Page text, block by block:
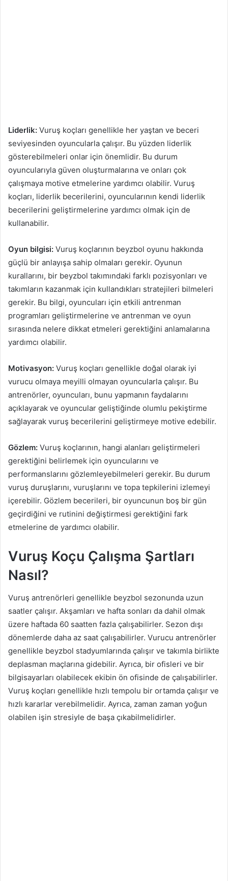
Liderlik: Vuruş koçları genellikle her yaştan ve beceri
seviyesinden oyuncularla çalışır. Bu yüzden liderlik
gösterebilmeleri onlar için önemlidir. Bu durum
oyuncularıyla güven oluşturmalarına ve onları çok
çalışmaya motive etmelerine yardımcı olabilir. Vuruş
koçları, liderlik becerilerini, oyuncularının kendi liderlik
becerilerini geliştirmelerine yardımcı olmak için de
kullanabilir.
Oyun bilgisi: Vuruş koçlarının beyzbol oyunu hakkında
güçlü bir anlayışa sahip olmaları gerekir. Oyunun
kurallarını, bir beyzbol takımındaki farklı pozisyonları ve
takımların kazanmak için kullandıkları stratejileri bilmeleri
gerekir. Bu bilgi, oyuncuları için etkili antrenman
programları geliştirmelerine ve antrenman ve oyun
sırasında nelere dikkat etmeleri gerektiğini anlamalarına
yardımcı olabilir.
Motivasyon: Vuruş koçları genellikle doğal olarak iyi
vurucu olmaya meyilli olmayan oyuncularla çalışır. Bu
antrenörler, oyuncuları, bunu yapmanın faydalarını
açıklayarak ve oyuncular geliştiğinde olumlu pekiştirme
sağlayarak vuruş becerilerini geliştirmeye motive edebilir.
Gözlem: Vuruş koçlarının, hangi alanları geliştirmeleri
gerektiğini belirlemek için oyuncularını ve
performanslarını gözlemleyebilmeleri gerekir. Bu durum
vuruş duruşlarını, vuruşlarını ve topa tepkilerini izlemeyi
içerebilir. Gözlem becerileri, bir oyuncunun boş bir gün
geçirdiğini ve rutinini değiştirmesi gerektiğini fark
etmelerine de yardımcı olabilir.
Vuruş Koçu Çalışma Şartları
Nasıl?
Vuruş antrenörleri genellikle beyzbol sezonunda uzun
saatler çalışır. Akşamları ve hafta sonları da dahil olmak
üzere haftada 60 saatten fazla çalışabilirler. Sezon dışı
dönemlerde daha az saat çalışabilirler. Vurucu antrenörler
genellikle beyzbol stadyumlarında çalışır ve takımla birlikte
deplasman maçlarına gidebilir. Ayrıca, bir ofisleri ve bir
bilgisayarları olabilecek ekibin ön ofisinde de çalışabilirler.
Vuruş koçları genellikle hızlı tempolu bir ortamda çalışır ve
hızlı kararlar verebilmelidir. Ayrıca, zaman zaman yoğun
olabilen işin stresiyle de başa çıkabilmelidirler.